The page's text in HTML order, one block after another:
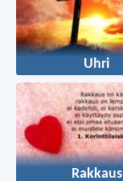
Uhri
Rakkaus